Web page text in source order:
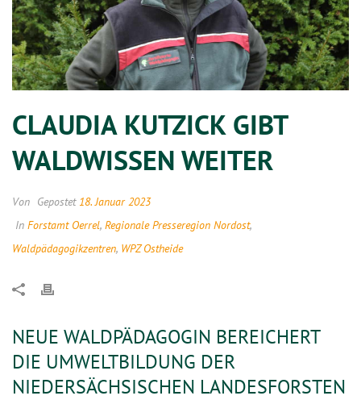
CLAUDIA KUTZICK GIBT
WALDWISSEN WEITER
Von Gepostet 18. Januar 2023
In Forstamt Oerrel, Regionale Presseregion Nordost,
Waldpädagogikzentren, WPZ Ostheide
NEUE WALDPÄDAGOGIN BEREICHERT
DIE UMWELTBILDUNG DER
NIEDERSÄCHSISCHEN LANDESFORSTEN